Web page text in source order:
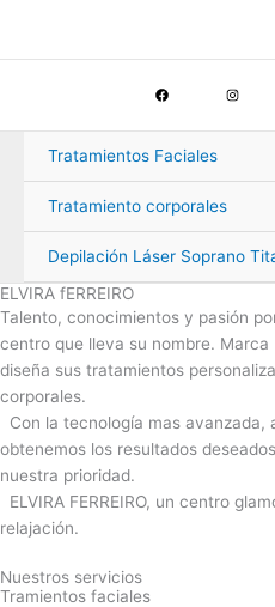
contenido
Tratamientos Faciales
Tratamiento corporales
Depilación Láser Soprano
ELVIRA fERREIRO
Talento, conocimientos y pasión
centro que lleva su nombre.
diseña sus tratamientos
corporales.
Con la tecnología mas
obtenemos los resultados
nuestra prioridad.
ELVIRA FERREIRO, un centro
relajación.
Nuestros servicios
Tramientos faciales